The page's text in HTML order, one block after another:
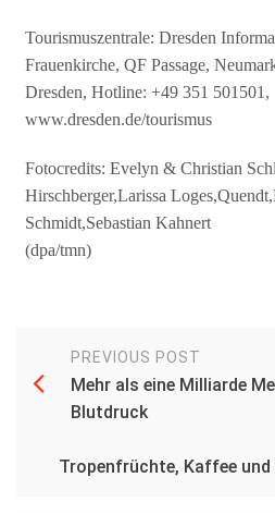
Tourismuszentrale: Dresden
Frauenkirche, QF Passage,
Dresden, Hotline: +49 351 501501,
www.dresden.de/tourismus
Fotocredits: Evelyn & Christian
Hirschberger,Larissa
Schmidt,Sebastian Kahnert
(dpa/tmn)
PREVIOUS POST
Mehr als eine Milliarde
Blutdruck
Tropenfrüchte, Kaffee und